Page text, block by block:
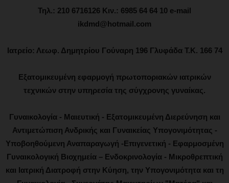
Τηλ.: 210 6716126 Κιν.: 6985 64 64 10 e-mail
ikdmd@hotmail.com
Ιατρείο: Λεωφ. Δημητρίου Γούναρη 196 Γλυφάδα Τ.Κ. 166 74
Εξατομικευμένη εφαρμογή πρωτοποριακών ιατρικών
τεχνικών στην υπηρεσία της σύγχρονης γυναίκας.
Γυναικολογία - Μαιευτική - Εξατομικευμένη Διερεύνηση και
Αντιμετώπιση Ανδρικής και Γυναικείας Υπογονιμότητας -
Υποβοηθούμενη Αναπαραγωγή -Επιγενετική - Εφαρμοσμένη
Γυναικολογική Βιοχημεία – Ενδοκρινολογία - Μικροθρεπτική
και Ιατρική Διατροφή στην Κύηση, την Υπογονιμότητα και τη